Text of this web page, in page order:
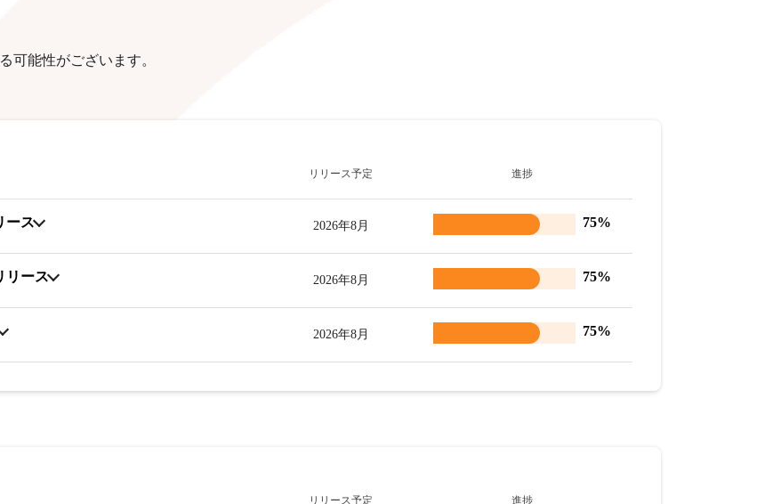
可能性がございます。
リリース予定 進捗
ース 2026年8月 75%
リース 2026年8月 75%
2026年8月 75%
リリース予定 進捗